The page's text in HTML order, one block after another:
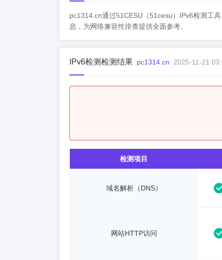
pc1314.cn通过51CESU（51cesu）IPv6检测工
息，为网络兼容性排查提供全面参考。
IPv6检测检测结果 pc1314.cn 2025-11-21
检测项目
域名解析（DNS）
网站HTTP访问